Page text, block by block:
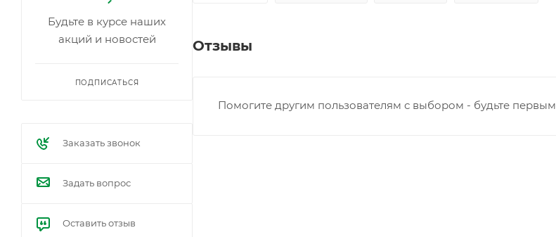
Отзывы
Помогите другим пользователям с выбором - будьте
Будьте в курсе наших
акций и новостей
ПОДПИСАТЬСЯ
Заказать звонок
Задать вопрос
Оставить отзыв